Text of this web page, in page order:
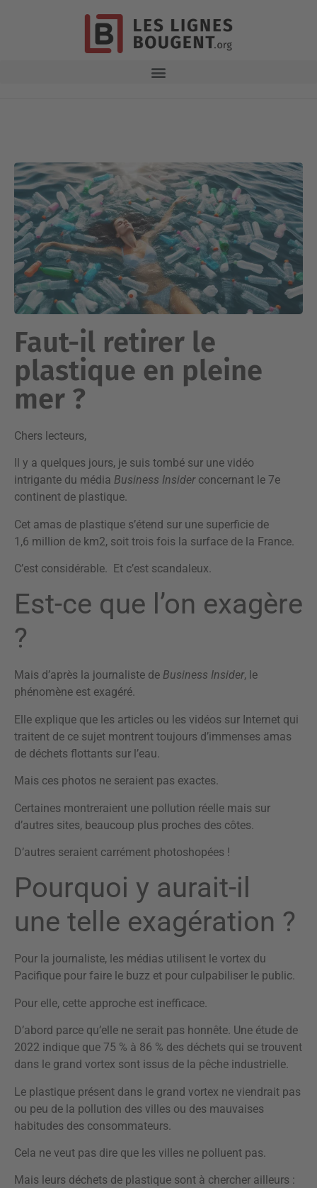
Faut-il retirer le
plastique en pleine
mer ?
Chers lecteurs,
Il y a quelques jours, je suis tombé sur une vidéo
intrigante du média Business Insiderconcernant le 7e
continent de plastique.
Cet amas de plastique s’étend sur une superficie de
1,6 million de km2, soit trois fois la surface de la France.
C’est considérable. Et c’est scandaleux.
Est-ce que l’on exagère
?
Mais d’après la journaliste de Business Insider, le
phénomène est exagéré.
Elle explique que les articles ou les vidéos sur Internet qui
traitent de ce sujet montrent toujours d’immenses amas
de déchets flottants sur l’eau.
Mais ces photos ne seraient pas exactes.
Certaines montreraient une pollution réelle mais sur
d’autres sites, beaucoup plus proches des côtes.
D’autres seraient carrément photoshopées !
Pourquoi y aurait-il
une telle exagération ?
Pour la journaliste, les médias utilisent le vortex du
Pacifique pour faire le buzz et pour culpabiliser le public.
Pour elle, cette approche est inefficace.
D’abord parce qu’elle ne serait pas honnête. Une étude de
2022 indique que 75 % à 86 % des déchets qui se trouvent
dans le grand vortex sont issus de la pêche industrielle.
Le plastique présent dans le grand vortex ne viendrait pas
ou peu de la pollution des villes ou des mauvaises
habitudes des consommateurs.
Cela ne veut pas dire que les villes ne polluent pas.
Mais leurs déchets de plastique sont à chercher ailleurs :